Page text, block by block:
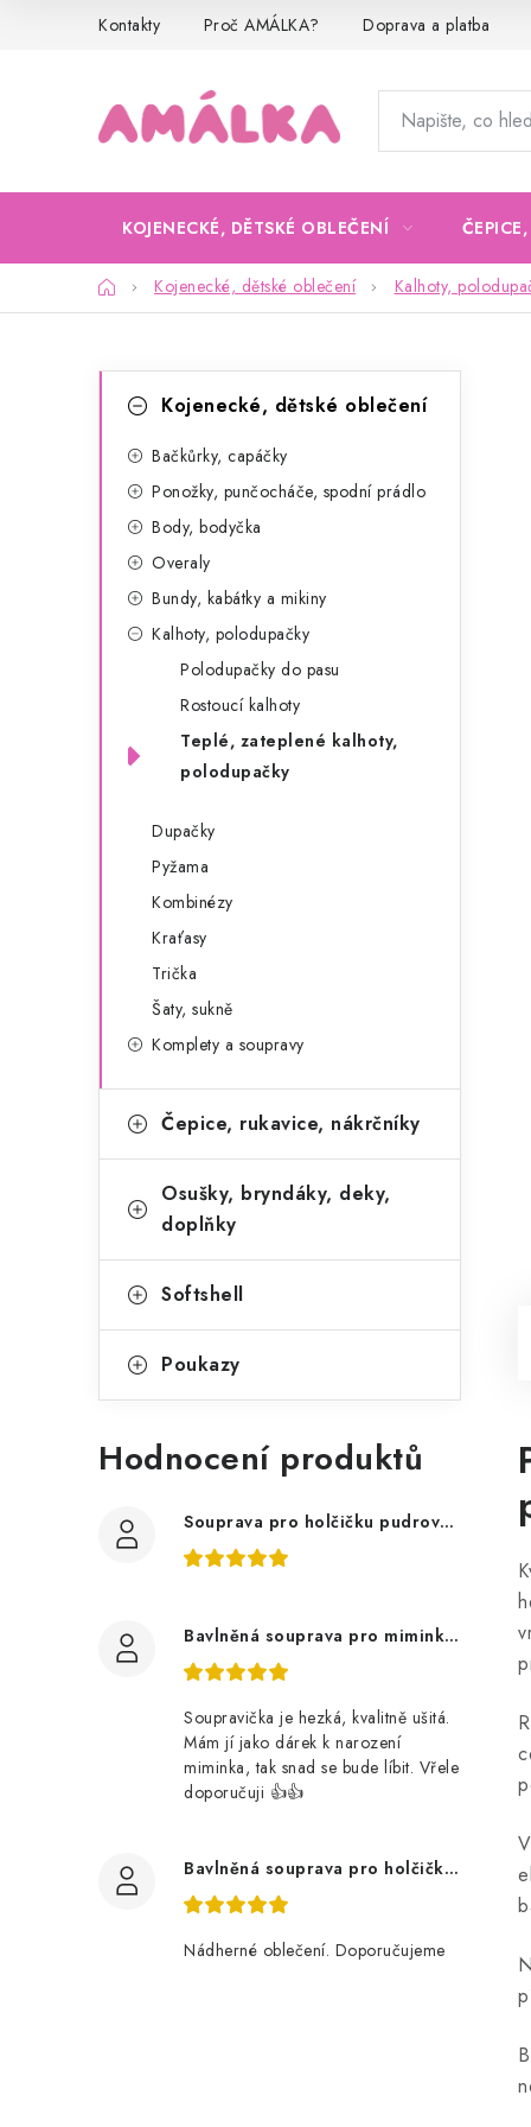
Kontakty Proč AMÁLKA? Doprava a platba
KOJENECKÉ, DĚTSKÉ OBLEČENÍ
DomůKojenecké, dětské oblečení Kalhoty,
kategorieKojenecké, dětské oblečení
Bačkůrky, capáčky
Ponožky, punčocháče, spodní prádlo
Body, bodyčka
Overaly
Bundy, kabátky a mikiny
Kalhoty, polodupačky
Polodupačky do pasu
Rostoucí kalhoty
Teplé, zateplené kalhoty,
polodupačky
Dupačky
Pyžama
Kombinézy
Kraťasy
Trička
Šaty, sukně
Komplety a soupravy
Čepice, rukavice, nákrčníky
Osušky, bryndáky, deky,
doplňky
Softshell
Poukazy
Hodnocení produktů
Souprava pro holčičku pudrově růžová, ptáčci květy
Bavlněná souprava pro miminko, zvířátka v lese
Soupravička je hezká, kvalitně ušitá.
Mám jí jako dárek k narození
miminka, tak snad se bude líbit. Vřele
doporučuji 👍👍
Bavlněná souprava pro holčičku, tmavé květy
Nádherné oblečení. Doporučujeme